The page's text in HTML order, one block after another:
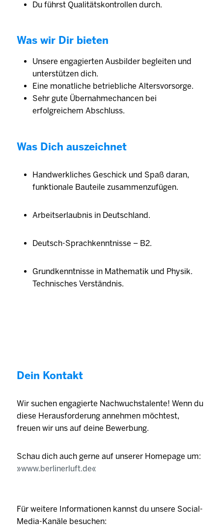
Du führst Qualitätskontrollen durch.
Was wir Dir bieten
Unsere engagierten Ausbilder begleiten und
unterstützen dich.
Eine monatliche betriebliche Altersvorsorge.
Sehr gute Übernahmechancen bei
erfolgreichem Abschluss.
Was Dich auszeichnet
Handwerkliches Geschick und Spaß daran,
funktionale Bauteile zusammenzufügen.
Arbeitserlaubnis in Deutschland.
Deutsch-Sprachkenntnisse – B2.
Grundkenntnisse in Mathematik und Physik.
Technisches Verständnis.
Dein Kontakt
Wir suchen engagierte Nachwuchstalente! Wenn du
diese Herausforderung annehmen möchtest,
freuen wir uns auf deine Bewerbung.
Schau dich auch gerne auf unserer Homepage um:
www.berlinerluft.de
Für weitere Informationen kannst du unsere Social-
Media-Kanäle besuchen: